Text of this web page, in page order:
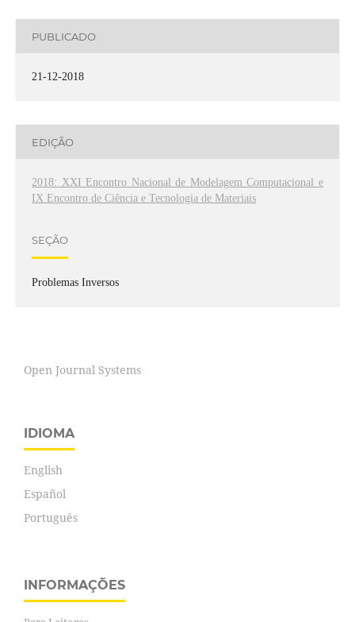
PUBLICADO
21-12-2018
EDIÇÃO
2018: XXI Encontro Nacional de Modelagem Computacional e
IX Encontro de Ciência e Tecnologia de Materiais
SEÇÃO
Problemas Inversos
Open Journal Systems
IDIOMA
English
Español
Português
INFORMAÇÕES